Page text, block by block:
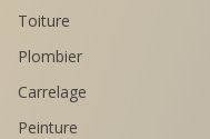
Toiture
Plombier
Carrelage
Peinture